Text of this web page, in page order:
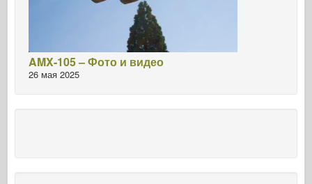
AMX-105 – Фото и видео
26 мая 2025